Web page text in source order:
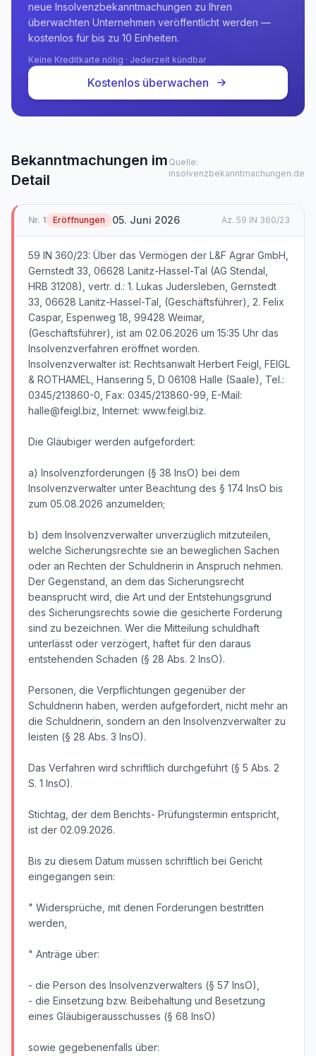
neue Insolvenzbekanntmachungen zu Ihren
überwachten Unternehmen veröffentlicht werden —
kostenlos für bis zu 10 Einheiten.
Keine Kreditkarte nötig · Jederzeit kündbar
Kostenlos überwachen
Bekanntmachungen im
Detail
Quelle:
insolvenzbekanntmachungen.de
Nr. 1 Eröffnungen 05. Juni 2026 Az. 59 IN 360/23
59 IN 360/23: Über das Vermögen der L&F Agrar GmbH,
Gernstedt 33, 06628 Lanitz-Hassel-Tal (AG Stendal,
HRB 31208), vertr. d.: 1. Lukas Judersleben, Gernstedt
33, 06628 Lanitz-Hassel-Tal, (Geschäftsführer), 2. Felix
Caspar, Espenweg 18, 99428 Weimar,
(Geschäftsführer), ist am 02.06.2026 um 15:35 Uhr das
Insolvenzverfahren eröffnet worden.
Insolvenzverwalter ist: Rechtsanwalt Herbert Feigl, FEIGL
& ROTHAMEL, Hansering 5, D 06108 Halle (Saale), Tel.:
0345/213860-0, Fax: 0345/213860-99, E-Mail:
halle@feigl.biz, Internet: www.feigl.biz.
Die Gläubiger werden aufgefordert:
a) Insolvenzforderungen (§ 38 InsO) bei dem
Insolvenzverwalter unter Beachtung des § 174 InsO bis
zum 05.08.2026 anzumelden;
b) dem Insolvenzverwalter unverzüglich mitzuteilen,
welche Sicherungsrechte sie an beweglichen Sachen
oder an Rechten der Schuldnerin in Anspruch nehmen.
Der Gegenstand, an dem das Sicherungsrecht
beansprucht wird, die Art und der Entstehungsgrund
des Sicherungsrechts sowie die gesicherte Forderung
sind zu bezeichnen. Wer die Mitteilung schuldhaft
unterlässt oder verzögert, haftet für den daraus
entstehenden Schaden (§ 28 Abs. 2 InsO).
Personen, die Verpflichtungen gegenüber der
Schuldnerin haben, werden aufgefordert, nicht mehr an
die Schuldnerin, sondern an den Insolvenzverwalter zu
leisten (§ 28 Abs. 3 InsO).
Das Verfahren wird schriftlich durchgeführt (§ 5 Abs. 2
S. 1 InsO).
Stichtag, der dem Berichts- Prüfungstermin entspricht,
ist der 02.09.2026.
Bis zu diesem Datum müssen schriftlich bei Gericht
eingegangen sein:
" Widersprüche, mit denen Forderungen bestritten
werden,
" Anträge über:
- die Person des Insolvenzverwalters (§ 57 InsO),
- die Einsetzung bzw. Beibehaltung und Besetzung
eines Gläubigerausschusses (§ 68 InsO)
sowie gegebenenfalls über: